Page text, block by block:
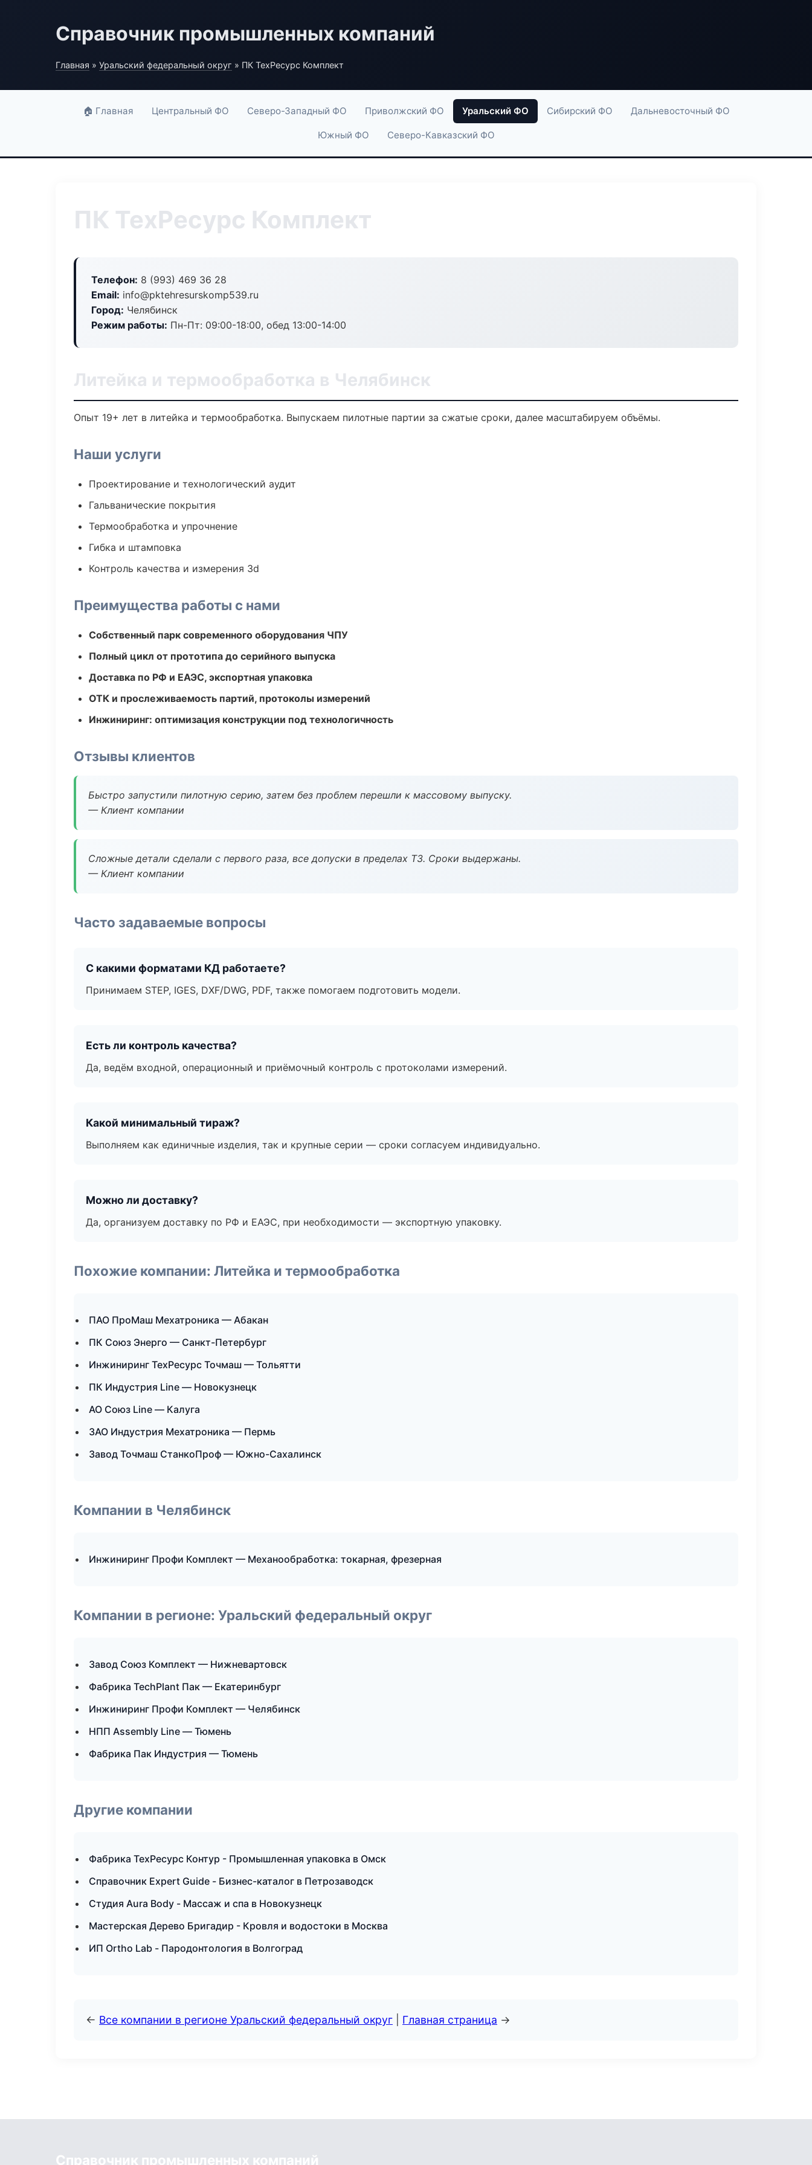
Справочник промышленных компаний
Главная » Уральский федеральный округ » ПК ТехРесурс Комплект
🏠 Главная Центральный ФО Северо-Западный ФО Приволжский ФО Уральский ФО Сибирский ФО Дальневосточный ФО
Южный ФО Северо-Кавказский ФО
ПК ТехРесурс Комплект
Телефон: 8 (993) 469 36 28
Email: info@pktehresurskomp539.ru
Город: Челябинск
Режим работы: Пн-Пт: 09:00-18:00, обед 13:00-14:00
Литейка и термообработка в Челябинск
Опыт 19+ лет в литейка и термообработка. Выпускаем пилотные партии за сжатые сроки, далее масштабируем объёмы.
Наши услуги
Проектирование и технологический аудит
Гальванические покрытия
Термообработка и упрочнение
Гибка и штамповка
Контроль качества и измерения 3d
Преимущества работы с нами
Собственный парк современного оборудования ЧПУ
Полный цикл от прототипа до серийного выпуска
Доставка по РФ и ЕАЭС, экспортная упаковка
ОТК и прослеживаемость партий, протоколы измерений
Инжиниринг: оптимизация конструкции под технологичность
Отзывы клиентов
Быстро запустили пилотную серию, затем без проблем перешли к массовому выпуску.
— Клиент компании
Сложные детали сделали с первого раза, все допуски в пределах ТЗ. Сроки выдержаны.
— Клиент компании
Часто задаваемые вопросы
С какими форматами КД работаете?
Принимаем STEP, IGES, DXF/DWG, PDF, также помогаем подготовить модели.
Есть ли контроль качества?
Да, ведём входной, операционный и приёмочный контроль с протоколами измерений.
Какой минимальный тираж?
Выполняем как единичные изделия, так и крупные серии — сроки согласуем индивидуально.
Можно ли доставку?
Да, организуем доставку по РФ и ЕАЭС, при необходимости — экспортную упаковку.
Похожие компании: Литейка и термообработка
ПАО ПроМаш Мехатроника — Абакан
ПК Союз Энерго — Санкт-Петербург
Инжиниринг ТехРесурс Точмаш — Тольятти
ПК Индустрия Line — Новокузнецк
АО Союз Line — Калуга
ЗАО Индустрия Мехатроника — Пермь
Завод Точмаш СтанкоПроф — Южно-Сахалинск
Компании в Челябинск
Инжиниринг Профи Комплект — Механообработка: токарная, фрезерная
Компании в регионе: Уральский федеральный округ
Завод Союз Комплект — Нижневартовск
Фабрика TechPlant Пак — Екатеринбург
Инжиниринг Профи Комплект — Челябинск
НПП Assembly Line — Тюмень
Фабрика Пак Индустрия — Тюмень
Другие компании
Фабрика ТехРесурс Контур - Промышленная упаковка в Омск
Справочник Expert Guide - Бизнес-каталог в Петрозаводск
Студия Aura Body - Массаж и спа в Новокузнецк
Мастерская Дерево Бригадир - Кровля и водостоки в Москва
ИП Ortho Lab - Пародонтология в Волгоград
← Все компании в регионе Уральский федеральный округ Главная страница →
Справочник промышленных компаний